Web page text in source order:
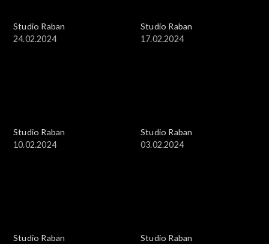
Studio Raban
24.02.2024
Studio Raban
17.02.2024
Studio Raban
10.02.2024
Studio Raban
03.02.2024
Studio Raban
Studio Raban